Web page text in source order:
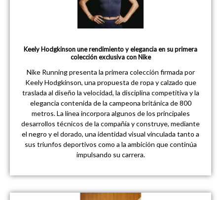
Keely Hodgkinson une rendimiento y elegancia en su primera
colección exclusiva con Nike
Nike Running presenta la primera colección firmada por
Keely Hodgkinson, una propuesta de ropa y calzado que
traslada al diseño la velocidad, la disciplina competitiva y la
elegancia contenida de la campeona británica de 800
metros. La línea incorpora algunos de los principales
desarrollos técnicos de la compañía y construye, mediante
el negro y el dorado, una identidad visual vinculada tanto a
sus triunfos deportivos como a la ambición que continúa
impulsando su carrera.